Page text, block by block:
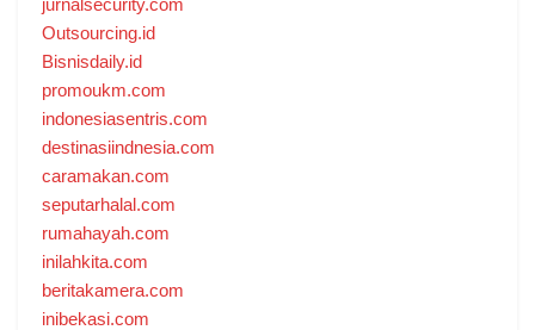
jurnalsecurity.com
Outsourcing.id
Bisnisdaily.id
promoukm.com
indonesiasentris.com
destinasiindnesia.com
caramakan.com
seputarhalal.com
rumahayah.com
inilahkita.com
beritakamera.com
inibekasi.com